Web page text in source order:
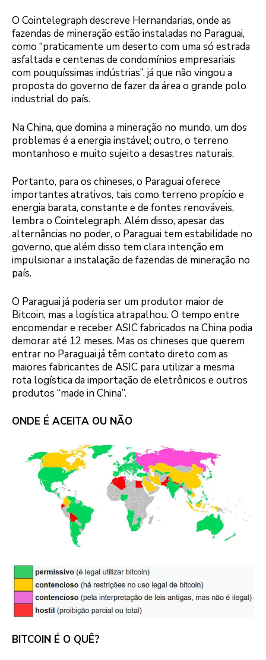
O Cointelegraph descreve Hernandarias, onde as
fazendas de mineração estão instaladas no Paraguai,
como “praticamente um deserto com uma só estrada
asfaltada e centenas de condomínios empresariais
com pouquíssimas indústrias”, já que não vingou a
proposta do governo de fazer da área o grande polo
industrial do país.
Na China, que domina a mineração no mundo, um dos
problemas é a energia instável; outro, o terreno
montanhoso e muito sujeito a desastres naturais.
Portanto, para os chineses, o Paraguai oferece
importantes atrativos, tais como terreno propício e
energia barata, constante e de fontes renováveis,
lembra o Cointelegraph. Além disso, apesar das
alternâncias no poder, o Paraguai tem estabilidade no
governo, que além disso tem clara intenção em
impulsionar a instalação de fazendas de mineração no
país.
O Paraguai já poderia ser um produtor maior de
Bitcoin, mas a logística atrapalhou. O tempo entre
encomendar e receber ASIC fabricados na China podia
demorar até 12 meses. Mas os chineses que querem
entrar no Paraguai já têm contato direto com as
maiores fabricantes de ASIC para utilizar a mesma
rota logística da importação de eletrônicos e outros
produtos “made in China”.
ONDE É ACEITA OU NÃO
BITCOIN É O QUÊ?